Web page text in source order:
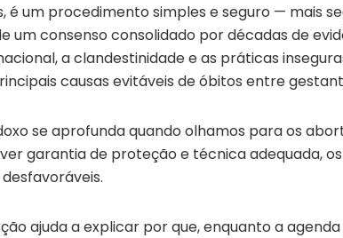
é um procedimento simples e seguro — mais
um consenso consolidado por décadas de
a clandestinidade e as práticas
causas evitáveis de óbitos entre
se aprofunda quando olhamos para os
garantia de proteção e técnica adequada,
ajuda a explicar por que, enquanto a